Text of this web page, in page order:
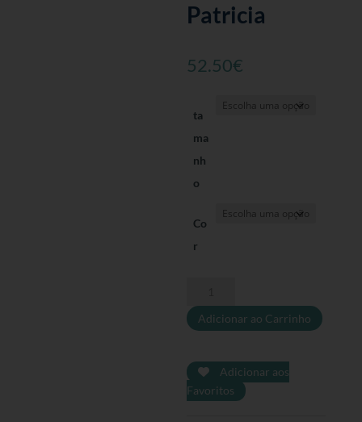
Patricia
52.50€
ta
ma
nh
o
Co
r
Sapatilha
Adicionar ao Carrinho
Adicionar aos
Favoritos